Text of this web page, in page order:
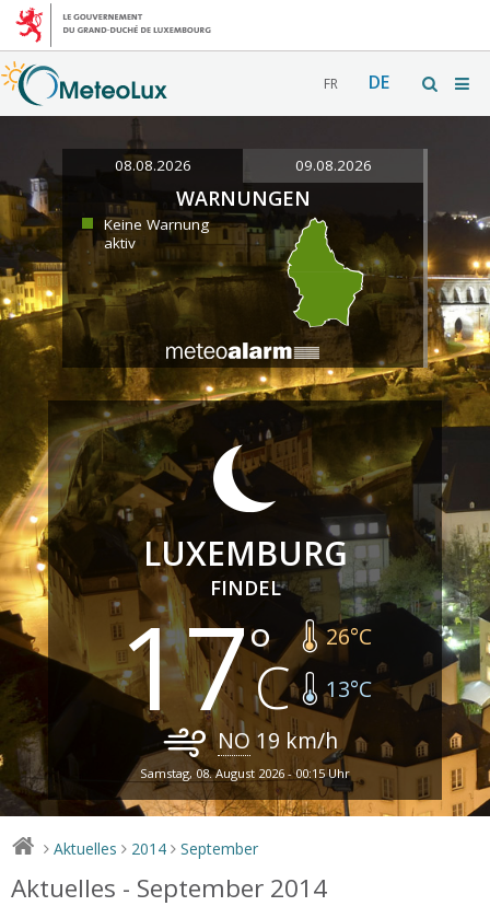
FR DE
08.08.2026 09.08.2026
WARNUNGEN
Keine Warnung
aktiv
LUXEMBURG
FINDEL
17 26°C
13°C
NO 19 km/h
Samstag, 08. August 2026 - 00:15 Uhr
> Aktuelles > 2014 > September
Aktuelles - September 2014